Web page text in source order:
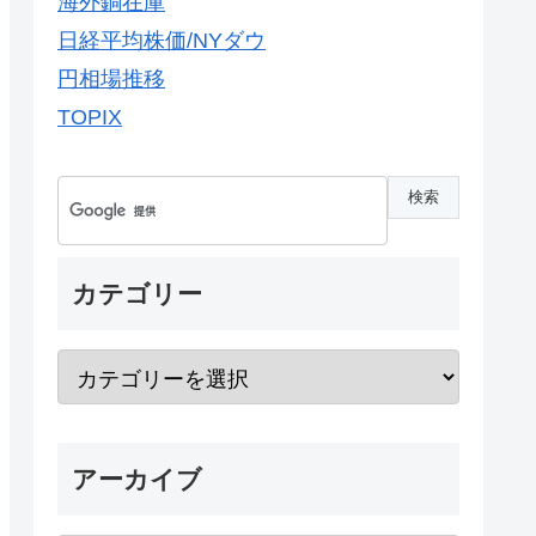
日経平均株価/NYダウ
円相場推移
TOPIX
カテゴリー
アーカイブ